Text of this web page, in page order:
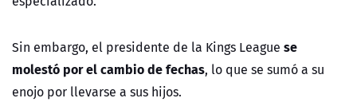
Sin embargo, el presidente de la Kings League se
molestó por el cambio de fechas, lo que se sumó a su
enojo por llevarse a sus hijos.